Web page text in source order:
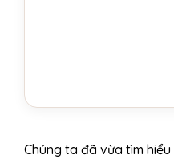
Chúng ta đã vừa tìm hiểu